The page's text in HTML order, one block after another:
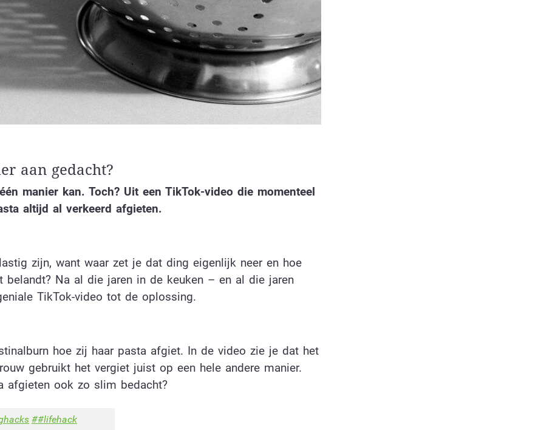
aan gedacht?
manier kan. Toch? Uit een TikTok-video die momenteel
altijd al verkeerd afgieten.
zijn, want waar zet je dat ding eigenlijk neer en hoe
Na al die jaren in de keuken – en al die jaren
TikTok-video tot de oplossing.
hoe zij haar pasta afgiet. In de video zie je dat het
gebruikt het vergiet juist op een hele andere manier.
afgieten ook zo slim bedacht?
##lifehack